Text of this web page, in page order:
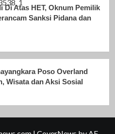
Di Atas HET, Oknum Pemilik
Sanksi Pidana dan
Poso Overland
Wisata dan Aksi Sosial